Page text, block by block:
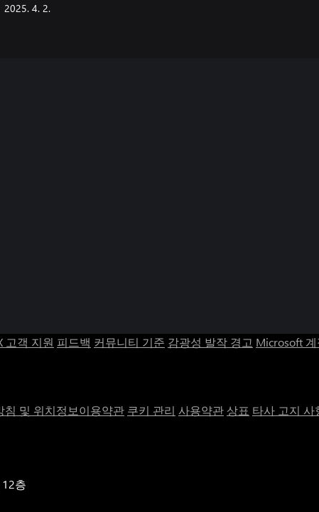
2025. 4. 2.
고객 지원 피드백 커뮤니티 기준 감광성 발작 경고 Microsoft 계
침 및 위치정보이용약관 쿠키 관리 사용약관 상표 타사 고지 사
층